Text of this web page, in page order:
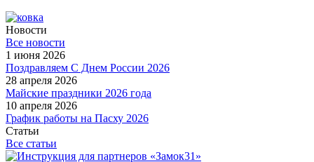
Новости
Все новости
1 июня 2026
Поздравляем С Днем России 2026
28 апреля 2026
Майские праздники 2026 года
10 апреля 2026
График работы на Пасху 2026
Статьи
Все статьи